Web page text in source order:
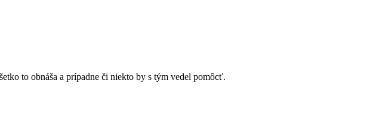
to obnáša a prípadne či niekto by s tým vedel pomôcť.